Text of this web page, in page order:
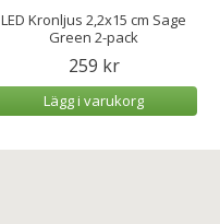
LED Kronljus 2,2x15 cm Sage
Green 2-pack
259 kr
Lägg i varukorg